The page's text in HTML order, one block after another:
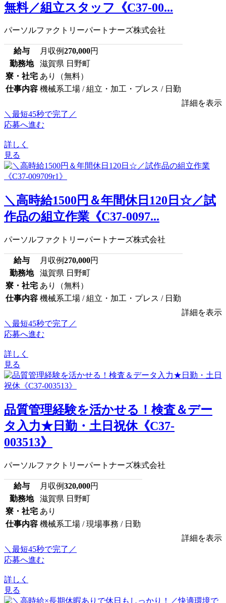
無料／組立スタッフ《C37-00...
パーソルファクトリーパートナーズ株式会社
給与 月収例270,000円
勤務地
滋賀県 日野町
寮・社宅 あり（無料）
仕事内容 機械系工場 / 組立・加工・プレス / 日勤
詳細を表示
＼最短45秒で完了／
応募へ進む
詳しく
見る
＼高時給1500円＆年間休日120日☆／試
作品の組立作業《C37-0097...
パーソルファクトリーパートナーズ株式会社
給与 月収例270,000円
勤務地
滋賀県 日野町
寮・社宅 あり（無料）
仕事内容 機械系工場 / 組立・加工・プレス / 日勤
詳細を表示
＼最短45秒で完了／
応募へ進む
詳しく
見る
品質管理経験を活かせる！検査＆デー
タ入力★日勤・土日祝休《C37-
003513》
パーソルファクトリーパートナーズ株式会社
給与 月収例320,000円
勤務地
滋賀県 日野町
寮・社宅 あり
仕事内容 機械系工場 / 現場事務 / 日勤
詳細を表示
＼最短45秒で完了／
応募へ進む
詳しく
見る